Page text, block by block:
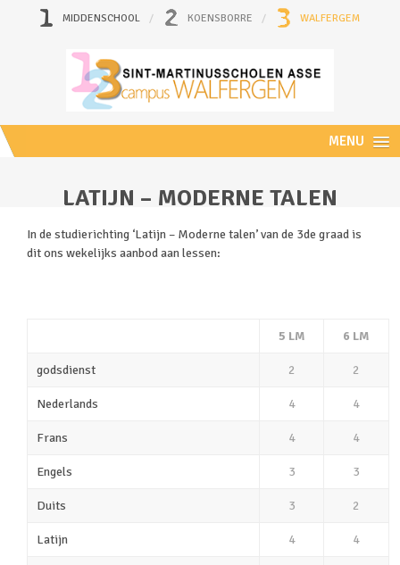
MIDDENSCHOOL KOENSBORRE WALFERGEM
MENU
LATIJN – MODERNE TALEN
In de studierichting ‘Latijn – Moderne talen’ van de 3de graad is
dit ons wekelijks aanbod aan lessen:
5 LM 6 LM
godsdienst 2 2
Nederlands 4 4
Frans 4 4
Engels 3 3
Duits 3 2
Latijn 4 4